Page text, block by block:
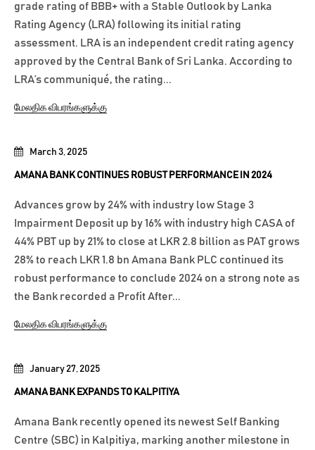
January 27, 2025
AMANA BANK EXPANDS TO KALPITIYA
Amana Bank recently opened its newest Self Banking
Centre (SBC) in Kalpitiya, marking another milestone in
March 3, 2025
AMANA BANK CONTINUES ROBUST PERFORMANCE IN 2024
Advances grow by 24% with industry low Stage 3
Impairment Deposit up by 16% with industry high CASA of
44% PBT up by 21% to close at LKR 2.8 billion as PAT grows
28% to reach LKR 1.8 bn Amana Bank PLC continued its
robust performance to conclude 2024 on a strong note as
the Bank recorded a Profit After...
மேலதிக விபரங்களுக்கு
grade rating of BBB+ with a Stable Outlook by Lanka
Rating Agency (LRA) following its initial rating
assessment. LRA is an independent credit rating agency
approved by the Central Bank of Sri Lanka. According to
LRA’s communiqué, the rating...
மேலதிக விபரங்களுக்கு